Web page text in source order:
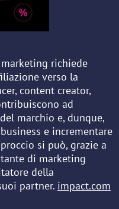
richiede
verso la
content creator,
ad
marchio e, dunque,
e incrementare
si può, grazie a
di marketing
della
partner. impact.com